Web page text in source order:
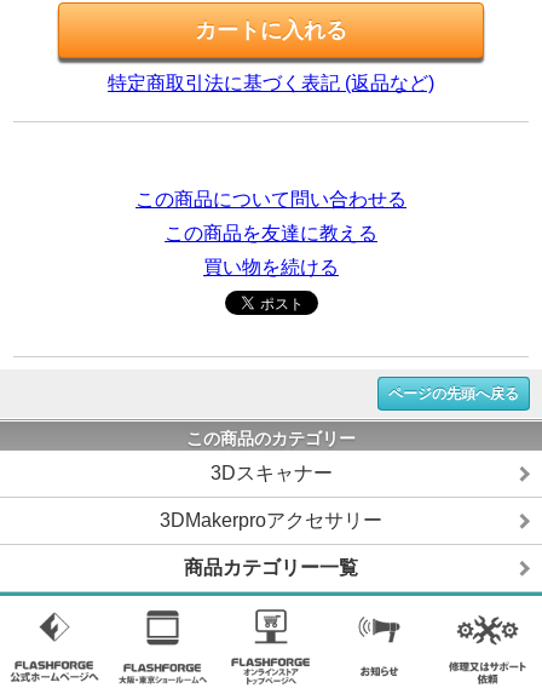
特定商取引法に基づく表記 (返品など)
この商品について問い合わせる
この商品を友達に教える
買い物を続ける
ページの先頭へ戻る
この商品のカテゴリー
3Dスキャナー
3DMakerproアクセサリー
商品カテゴリー一覧